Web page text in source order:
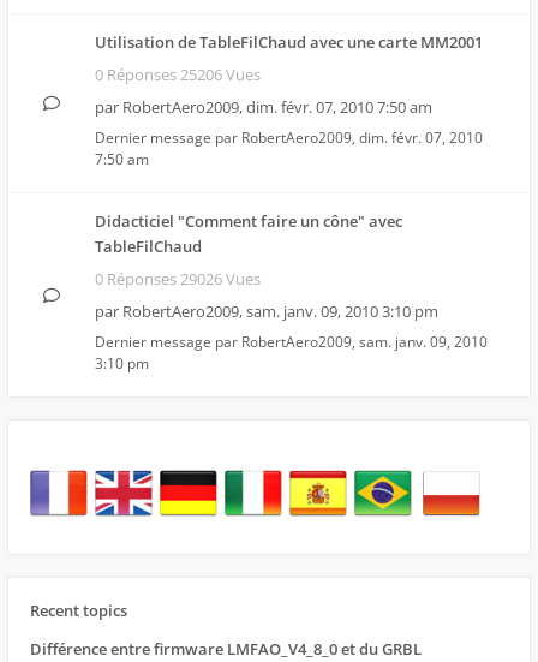
Utilisation de TableFilChaud avec une carte MM2001
0 Réponses 25206 Vues
par RobertAero2009,dim. févr. 07, 2010 7:50 am
Dernier message par RobertAero2009, dim. févr. 07, 2010
7:50 am
Didacticiel "Comment faire un cône" avec
TableFilChaud
0 Réponses 29026 Vues
par RobertAero2009,sam. janv. 09, 2010 3:10 pm
Dernier message par RobertAero2009, sam. janv. 09, 2010
3:10 pm
Recent topics
Différence entre firmware LMFAO_V4_8_0 et du GRBL